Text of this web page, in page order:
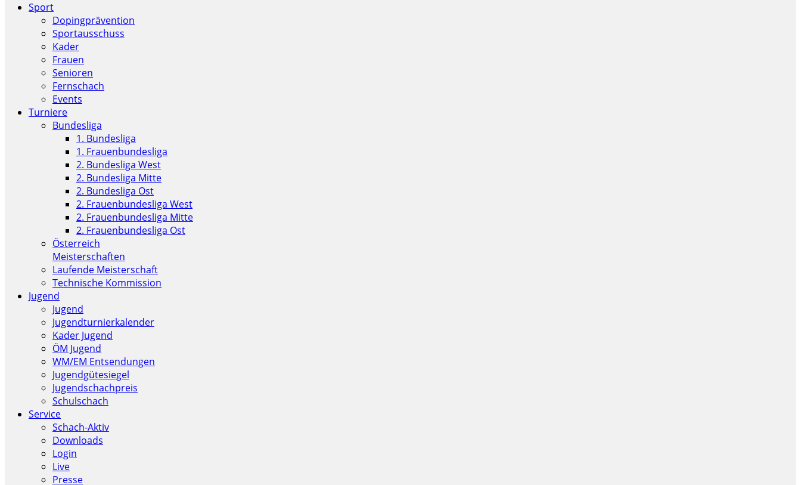
Sport
Dopingprävention
Sportausschuss
Kader
Frauen
Senioren
Fernschach
Events
Turniere
Bundesliga
1. Bundesliga
1. Frauenbundesliga
2. Bundesliga West
2. Bundesliga Mitte
2. Bundesliga Ost
2. Frauenbundesliga West
2. Frauenbundesliga Mitte
2. Frauenbundesliga Ost
Österreich
Meisterschaften
Laufende Meisterschaft
Technische Kommission
Jugend
Jugend
Jugendturnierkalender
Kader Jugend
ÖM Jugend
WM/EM Entsendungen
Jugendgütesiegel
Jugendschachpreis
Schulschach
Service
Schach-Aktiv
Downloads
Login
Live
Presse